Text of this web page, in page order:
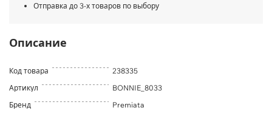
Отправка до 3-х товаров по выбору
Описание
Код товара
238335
Артикул
BONNIE_8033
Бренд
Premiata